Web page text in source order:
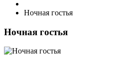
Ночная гостья
Ночная гостья